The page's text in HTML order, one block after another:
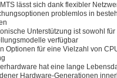
lässt sich dank flexibler
problemlos in
Unterstützung ist sowohl
verfügbar
Optionen für eine Vielzahl von
hat eine lange
Hardware-Generationen